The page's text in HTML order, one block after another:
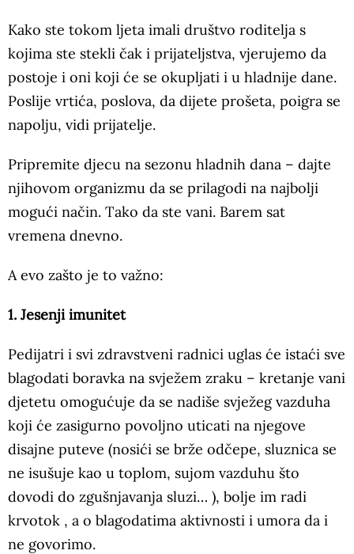
Kako ste tokom ljeta imali društvo roditelja s
kojima ste stekli čak i prijateljstva, vjerujemo da
postoje i oni koji će se okupljati i u hladnije dane.
Poslije vrtića, poslova, da dijete prošeta, poigra se
napolju, vidi prijatelje.
Pripremite djecu na sezonu hladnih dana – dajte
njihovom organizmu da se prilagodi na najbolji
mogući način. Tako da ste vani. Barem sat
vremena dnevno.
A evo zašto je to važno:
1. Jesenji imunitet
Pedijatri i svi zdravstveni radnici uglas će istaći sve
blagodati boravka na svježem zraku – kretanje vani
djetetu omogućuje da se nadiše svježeg vazduha
koji će zasigurno povoljno uticati na njegove
disajne puteve (nosići se brže odčepe, sluznica se
ne isušuje kao u toplom, sujom vazduhu što
dovodi do zgušnjavanja sluzi… ), bolje im radi
krvotok , a o blagodatima aktivnosti i umora da i
ne govorimo.